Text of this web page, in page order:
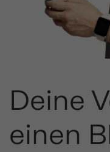
Deine
einen